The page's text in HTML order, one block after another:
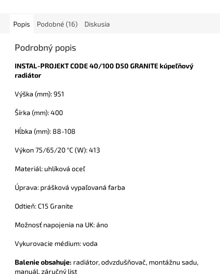
Popis Podobné (16) Diskusia
Podrobný popis
INSTAL-PROJEKT CODE 40/100 D50 GRANITE kúpeľňový
radiátor
Výška (mm): 951
Šírka (mm): 400
Hĺbka (mm): 88-108
Výkon 75/65/20 °C (W): 413
Materiál: uhlíková oceľ
Úprava: prášková vypaľovaná farba
Odtieň: C15 Granite
Možnosť napojenia na UK: áno
Vykurovacie médium: voda
Balenie obsahuje: radiátor,odvzdušňovač, montážnu sadu,
manuál, záručný list